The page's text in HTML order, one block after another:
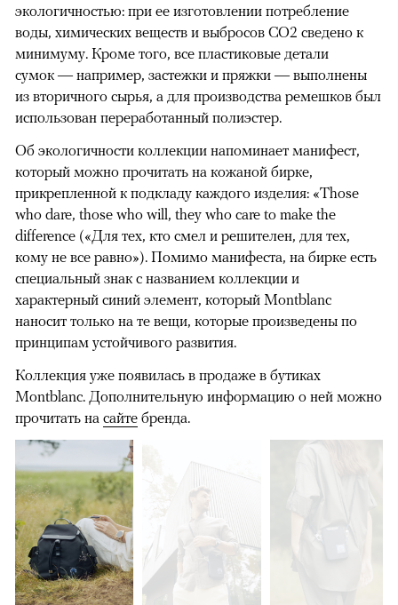
экологичностью: при ее изготовлении потребление
воды, химических веществ и выбросов СО2 сведено к
минимуму. Кроме того, все пластиковые детали
сумок — например, застежки и пряжки — выполнены
из вторичного сырья, а для производства ремешков был
использован переработанный полиэстер.
Об экологичности коллекции напоминает манифест,
который можно прочитать на кожаной бирке,
прикрепленной к подкладу каждого изделия: «Those
who dare, those who will, they who care to make the
difference («Для тех, кто смел и решителен, для тех,
кому не все равно»). Помимо манифеста, на бирке есть
специальный знак с названием коллекции и
характерный синий элемент, который Montblanc
наносит только на те вещи, которые произведены по
принципам устойчивого развития.
Коллекция уже появилась в продаже в бутиках
Montblanc. Дополнительную информацию о ней можно
прочитать на сайте бренда.